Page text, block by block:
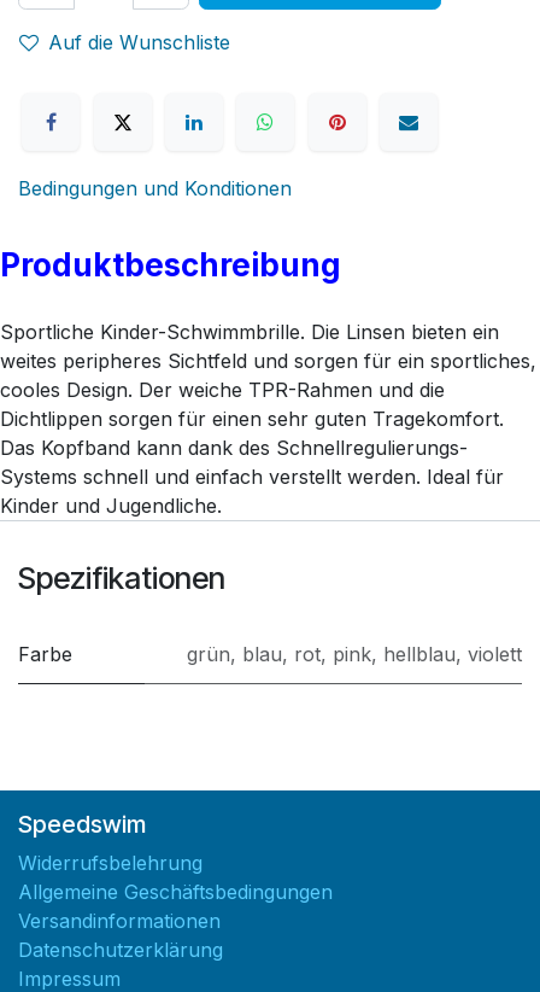
Auf die Wunschliste
Bedingungen und Konditionen
Produktbeschreibung
Sportliche Kinder-Schwimmbrille. Die Linsen bieten ein
weites peripheres Sichtfeld und sorgen für ein sportliches,
cooles Design. Der weiche TPR-Rahmen und die
Dichtlippen sorgen für einen sehr guten Tragekomfort.
Das Kopfband kann dank des Schnellregulierungs-
Systems schnell und einfach verstellt werden. Ideal für
Kinder und Jugendliche.
Spezifikationen
Farbe grün, blau, rot, pink, hellblau, violett
Speedswim
Widerrufsbelehrung
Allgemeine Geschäftsbedingungen
Versandinformationen
Datenschutzerklärung
Impressum